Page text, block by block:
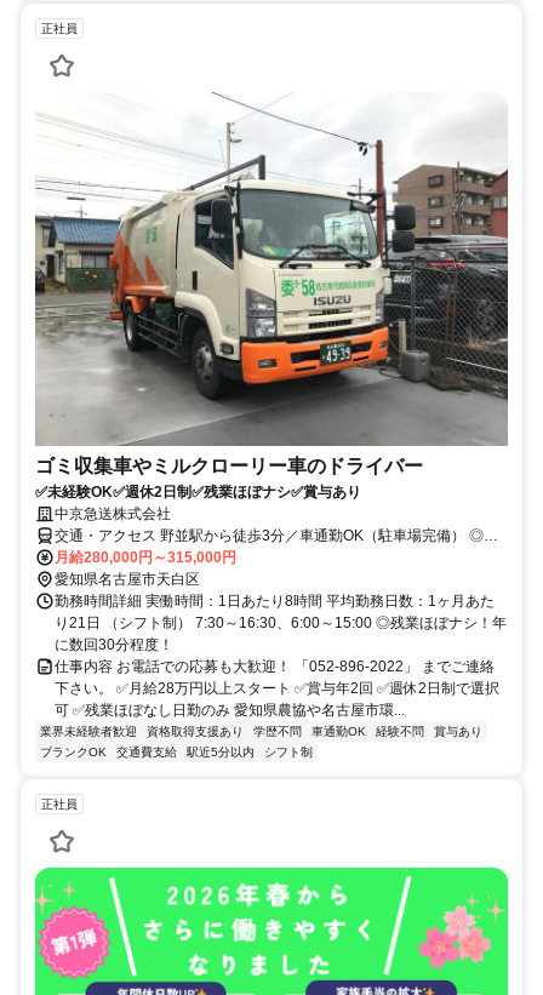
正社員
ゴミ収集車やミルクローリー車のドライバー
✅未経験OK✅週休2日制✅残業ほぼナシ✅賞与あり
中京急送株式会社
交通・アクセス 野並駅から徒歩3分／車通勤OK（駐車場完備） ◎駅
チカ
月給280,000円～315,000円
愛知県名古屋市天白区
勤務時間詳細 実働時間：1日あたり8時間 平均勤務日数：1ヶ月あた
り21日 （シフト制） 7:30～16:30、6:00～15:00 ◎残業ほぼナシ！年
に数回30分程度！
仕事内容 お電話での応募も大歓迎！ 「052-896-2022」 までご連絡
下さい。 ✅月給28万円以上スタート ✅賞与年2回 ✅週休2日制で選択
可 ✅残業ほぼなし日勤のみ 愛知県農協や名古屋市環...
業界未経験者歓迎 資格取得支援あり 学歴不問 車通勤OK 経験不問
賞与あり
ブランクOK
交通費支給 駅近5分以内 シフト制
正社員